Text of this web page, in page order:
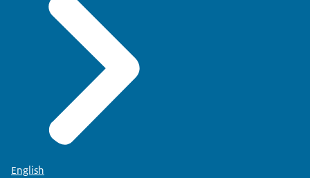
English